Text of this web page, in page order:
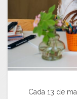
Cada 13 de